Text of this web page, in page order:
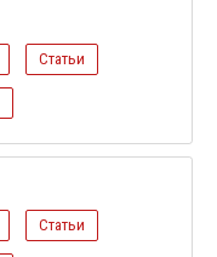
Статьи
Статьи